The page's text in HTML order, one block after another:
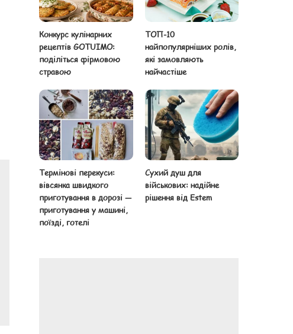
Конкурс кулінарних
рецептів GOTUIMO:
поділіться фірмовою
стравою
ТОП-10
найпопулярніших ролів,
які замовляють
найчастіше
Термінові перекуси:
вівсянка швидкого
приготування в дорозі —
приготування у машині,
поїзді, готелі
Сухий душ для
військових: надійне
рішення від Estem